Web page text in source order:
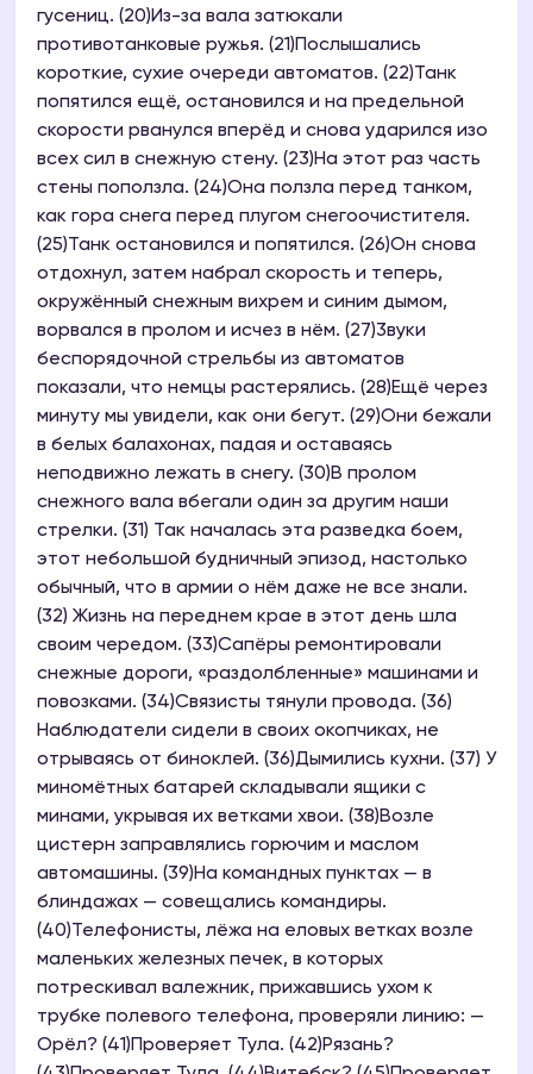
гусениц. (20)Из-за вала затюкали
противотанковые ружья. (21)Послышались
короткие, сухие очереди автоматов. (22)Танк
попятился ещё, остановился и на предельной
скорости рванулся вперёд и снова ударился изо
всех сил в снежную стену. (23)На этот раз часть
стены поползла. (24)Она ползла перед танком,
как гора снега перед плугом снегоочистителя.
(25)Танк остановился и попятился. (26)Он снова
отдохнул, затем набрал скорость и теперь,
окружённый снежным вихрем и синим дымом,
ворвался в пролом и исчез в нём. (27)3вуки
беспорядочной стрельбы из автоматов
показали, что немцы растерялись. (28)Ещё через
минуту мы увидели, как они бегут. (29)Они бежали
в белых балахонах, падая и оставаясь
неподвижно лежать в снегу. (30)В пролом
снежного вала вбегали один за другим наши
стрелки. (31) Так началась эта разведка боем,
этот небольшой будничный эпизод, настолько
обычный, что в армии о нём даже не все знали.
(32) Жизнь на переднем крае в этот день шла
своим чередом. (33)Сапёры ремонтировали
снежные дороги, «раздолбленные» машинами и
повозками. (34)Связисты тянули провода. (36)
Наблюдатели сидели в своих окопчиках, не
отрываясь от биноклей. (36)Дымились кухни. (37) У
миномётных батарей складывали ящики с
минами, укрывая их ветками хвои. (38)Возле
цистерн заправлялись горючим и маслом
автомашины. (39)На командных пунктах — в
блиндажах — совещались командиры.
(40)Телефонисты, лёжа на еловых ветках возле
маленьких железных печек, в которых
потрескивал валежник, прижавшись ухом к
трубке полевого телефона, проверяли линию: —
Орёл? (41)Проверяет Тула. (42)Рязань?